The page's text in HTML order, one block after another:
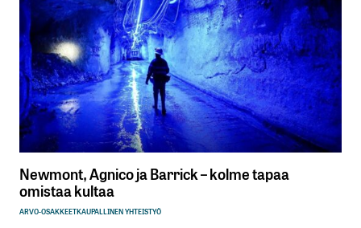
Newmont, Agnico ja Barrick – kolme tapaa
omistaa kultaa
ARVO-OSAKKEETKAUPALLINEN YHTEISTYÖ